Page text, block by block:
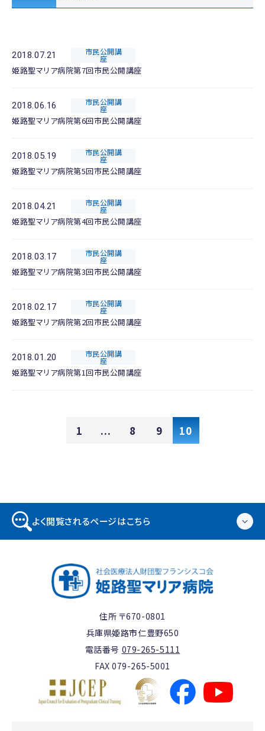
2018.07.21 市民公開講
座
姫路聖マリア病院第7回市民公開講座
2018.06.16 市民公開講
座
姫路聖マリア病院第6回市民公開講座
2018.05.19 市民公開講
座
姫路聖マリア病院第5回市民公開講座
2018.04.21 市民公開講
座
姫路聖マリア病院第4回市民公開講座
2018.03.17 市民公開講
座
姫路聖マリア病院第3回市民公開講座
2018.02.17 市民公開講
座
姫路聖マリア病院第2回市民公開講座
2018.01.20 市民公開講
座
姫路聖マリア病院第1回市民公開講座
1 ... 8 9 10
よく閲覧されるページはこちら
住所 〒670-0801
兵庫県姫路市仁豊野650
電話番号 079-265-5111
FAX 079-265-5001